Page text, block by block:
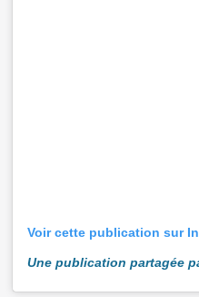
Voir cette publication sur